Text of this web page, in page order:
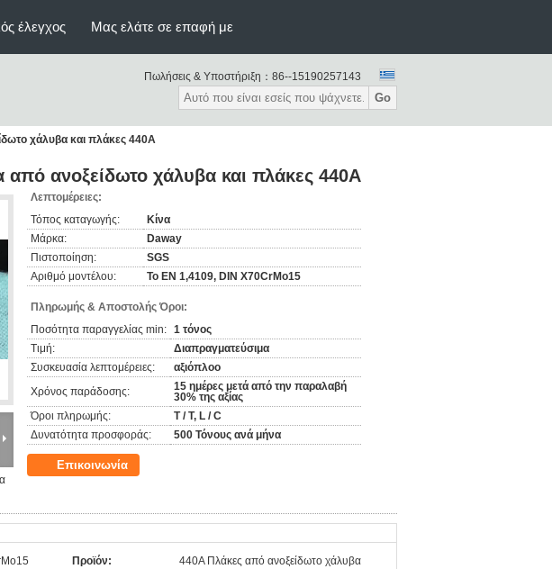
έλεγχος Μας ελάτε σε επαφή με
Πωλήσεις & Υποστήριξη： 86--15190257143
Go
χάλυβα και πλάκες 440A
ανοξείδωτο χάλυβα και πλάκες 440A
Λεπτομέρειες:
Τόπος καταγωγής:
Κίνα
Μάρκα:
Daway
Πιστοποίηση:
SGS
Αριθμό μοντέλου:
Το EN 1,4109, DIN X70CrMo15
Πληρωμής & Αποστολής Όροι:
Ποσότητα παραγγελίας min: 1 τόνος
Τιμή:
Διαπραγματεύσιμα
Συσκευασία λεπτομέρειες:
αξιόπλοο
Χρόνος παράδοσης:
15 ημέρες μετά από την παραλαβή
30% της αξίας
Όροι πληρωμής:
T / T, L / C
Δυνατότητα προσφοράς:
500 Τόνους ανά μήνα
Επικοινωνία
Προϊόν: 440A Πλάκες από ανοξείδωτο χάλυβα